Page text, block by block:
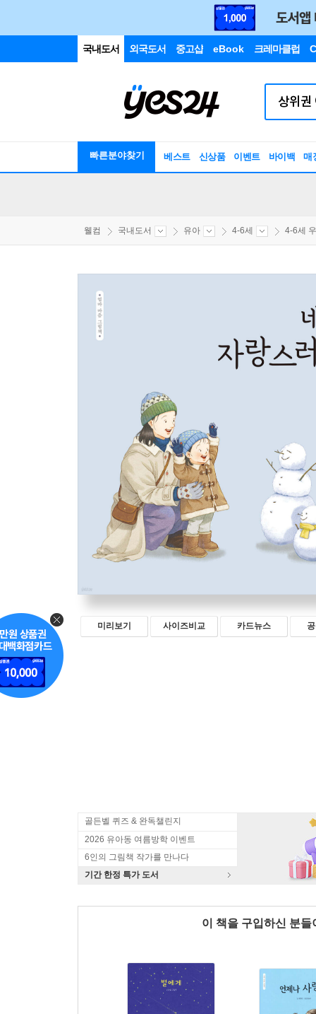
국내도서 외국도서 중고샵 eBook 크레마클럽
빠른분야찾기 베스트 신상품 이벤트 바이백 매
웰컴 국내도서 유아 4-6세 4-6세
미리보기 사이즈비교 카드뉴스
골든벨 퀴즈 & 완독챌린지
2026 유아동 여름방학 이벤트
6인의 그림책 작가를 만나다
기간 한정 특가 도서
이 책을 구입하신 분